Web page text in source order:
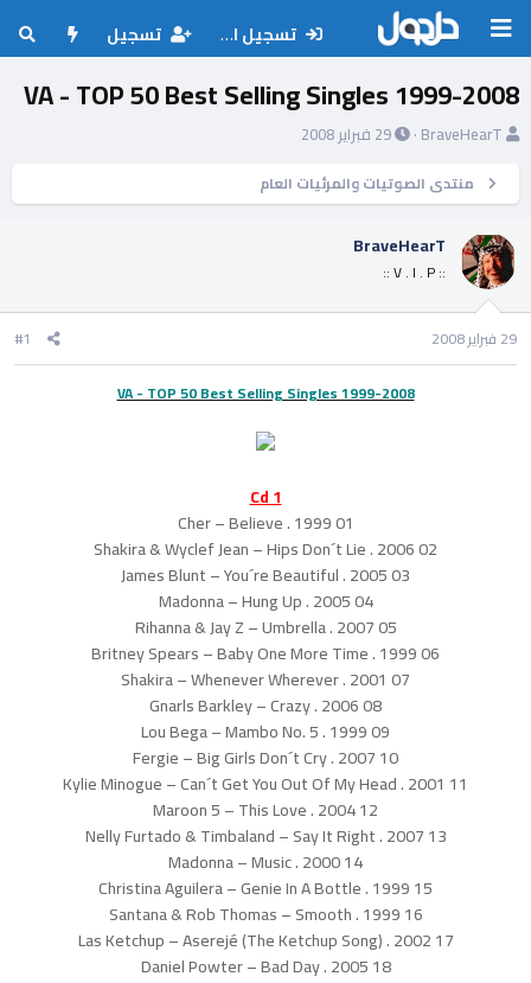
تسجيل الدخول تسجيل
VA - TOP 50 Best Selling Singles 1999-2008
ب
ئ
ا
ل
م
ض
و
ع
BraveHearT
ت
ر
ي
ا
ل
د
29 فبراير 2008
منتدى الصوتيات والمرئيات العام
BraveHearT
:: V . I . P ::
29 فبراير 2008
#1
VA - TOP 50 Best Selling Singles 1999-2008
Cd 1
01 Cher – Believe . 1999
02 Shakira & Wyclef Jean – Hips Don´t Lie . 2006
03 James Blunt – You´re Beautiful . 2005
04 Madonna – Hung Up . 2005
05 Rihanna & Jay Z – Umbrella . 2007
06 Britney Spears – Baby One More Time . 1999
07 Shakira – Whenever Wherever . 2001
08 Gnarls Barkley – Crazy . 2006
09 Lou Bega – Mambo No. 5 . 1999
10 Fergie – Big Girls Don´t Cry . 2007
11 Kylie Minogue – Can´t Get You Out Of My Head . 2001
12 Maroon 5 – This Love . 2004
13 Nelly Furtado & Timbaland – Say It Right . 2007
14 Madonna – Music . 2000
15 Christina Aguilera – Genie In A Bottle . 1999
16 Santana & Rob Thomas – Smooth . 1999
17 Las Ketchup – Aserejé (The Ketchup Song) . 2002
18 Daniel Powter – Bad Day . 2005